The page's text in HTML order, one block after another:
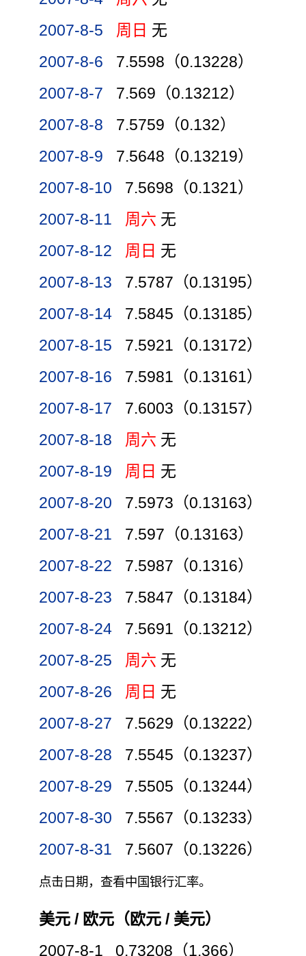
2007-8-5
周日 无
2007-8-6
7.5598（0.13228）
2007-8-7
7.569（0.13212）
2007-8-8
7.5759（0.132）
2007-8-9
7.5648（0.13219）
2007-8-10
7.5698（0.1321）
2007-8-11
周六 无
2007-8-12
周日 无
2007-8-13
7.5787（0.13195）
2007-8-14
7.5845（0.13185）
2007-8-15
7.5921（0.13172）
2007-8-16
7.5981（0.13161）
2007-8-17
7.6003（0.13157）
2007-8-18
周六 无
2007-8-19
周日 无
2007-8-20
7.5973（0.13163）
2007-8-21
7.597（0.13163）
2007-8-22
7.5987（0.1316）
2007-8-23
7.5847（0.13184）
2007-8-24
7.5691（0.13212）
2007-8-25
周六 无
2007-8-26
周日 无
2007-8-27
7.5629（0.13222）
2007-8-28
7.5545（0.13237）
2007-8-29
7.5505（0.13244）
2007-8-30
7.5567（0.13233）
2007-8-31
7.5607（0.13226）
点击日期，查看中国银行汇率。
美元 / 欧元（欧元 / 美元）
2007-8-1 0.73208（1.366）